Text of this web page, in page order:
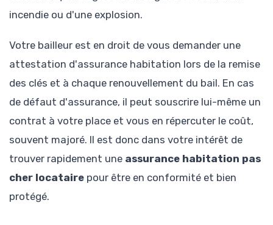
incendie ou d'une explosion.
Votre bailleur est en droit de vous demander une
attestation d'assurance habitation lors de la remise
des clés et à chaque renouvellement du bail. En cas
de défaut d'assurance, il peut souscrire lui-même un
contrat à votre place et vous en répercuter le coût,
souvent majoré. Il est donc dans votre intérêt de
trouver rapidement une assurance habitation pas
cher locataire pour être en conformité et bien
protégé.